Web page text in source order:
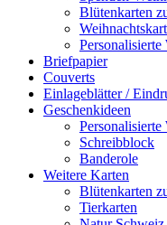
Blütenkarten
Personalisierte
Briefpapier
Couverts
Einlageblätter /
Geschenkideen
Personalisierte
Schreibblock
Banderole
Weitere Karten
Blütenkarten
Tierkarten